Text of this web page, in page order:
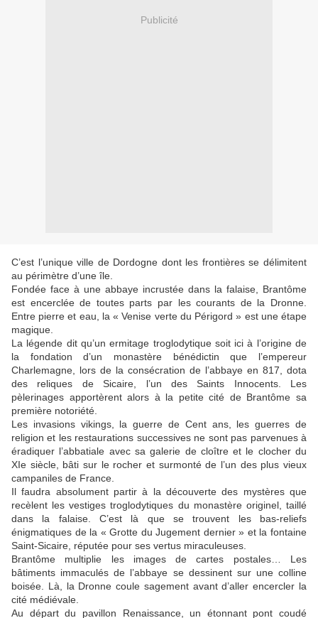
Publicité
C’est l’unique ville de Dordogne dont les frontières se délimitent
au périmètre d’une île.
Fondée face à une abbaye incrustée dans la falaise, Brantôme
est encerclée de toutes parts par les courants de la Dronne.
Entre pierre et eau, la « Venise verte du Périgord » est une étape
magique.
La légende dit qu’un ermitage troglodytique soit ici à l’origine de
la fondation d’un monastère bénédictin que l’empereur
Charlemagne, lors de la consécration de l’abbaye en 817, dota
des reliques de Sicaire, l’un des Saints Innocents. Les
pèlerinages apportèrent alors à la petite cité de Brantôme sa
première notoriété.
Les invasions vikings, la guerre de Cent ans, les guerres de
religion et les restaurations successives ne sont pas parvenues à
éradiquer l’abbatiale avec sa galerie de cloître et le clocher du
XIe siècle, bâti sur le rocher et surmonté de l’un des plus vieux
campaniles de France.
Il faudra absolument partir à la découverte des mystères que
recèlent les vestiges troglodytiques du monastère originel, taillé
dans la falaise. C’est là que se trouvent les bas-reliefs
énigmatiques de la « Grotte du Jugement dernier » et la fontaine
Saint-Sicaire, réputée pour ses vertus miraculeuses.
Brantôme multiplie les images de cartes postales… Les
bâtiments immaculés de l’abbaye se dessinent sur une colline
boisée. Là, la Dronne coule sagement avant d’aller encercler la
cité médiévale.
Au départ du pavillon Renaissance, un étonnant pont coudé